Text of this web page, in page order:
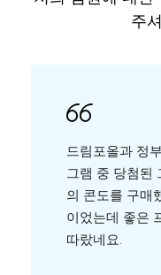
주
드림포올과 정
그램 중 당첨된
의 콘도를 구매
이었는데 좋은
따랐네요.